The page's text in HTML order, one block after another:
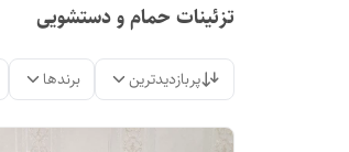
تزئینات حمام و دستشویی
پربازدیدترین برندها